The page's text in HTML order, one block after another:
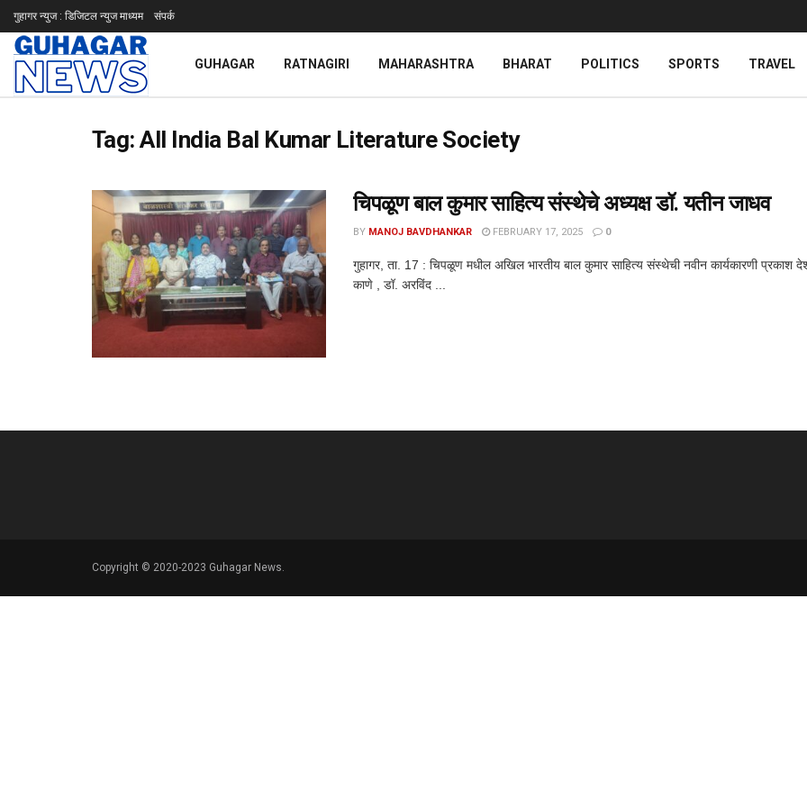
गुहागर न्युज : डिजिटल न्युज माध्यम संपर्क
GUHAGAR RATNAGIRI MAHARASHTRA BHARAT POLITICS SPORTS TRAVEL
Tag:All India Bal Kumar Literature Society
चिपळूण बाल कुमार साहित्य संस्थेचे अध्यक्ष डॉ. यतीन जाधव
BY MANOJ BAVDHANKAR FEBRUARY 17, 2025 0
गुहागर, ता. 17 : चिपळूण मधील अखिल भारतीय बाल कुमार साहित्य संस्थेची नवीन कार्यकारणी प्रकाश
काणे , डॉ. अरविंद ...
Copyright © 2020-2023 Guhagar News.